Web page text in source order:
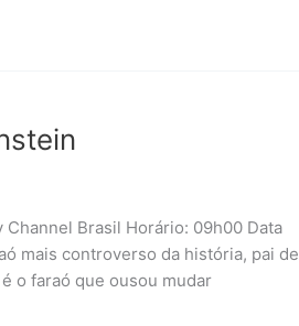
Brasil Horário: 09h00 Data
mais controverso da história, pai de
o faraó que ousou mudar